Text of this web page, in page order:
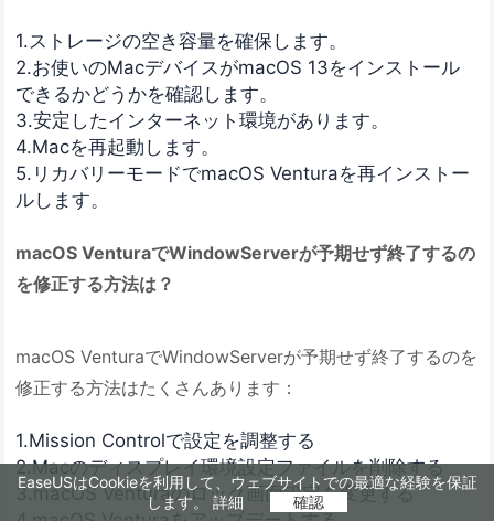
EaseUSはCookieを利用して、ウェブサイトでの最適な経験を保証
します。 詳細 確認
1.ストレージの空き容量を確保します。
2.お使いのMacデバイスがmacOS 13をインストール
できるかどうかを確認します。
3.安定したインターネット環境があります。
4.Macを再起動します。
5.リカバリーモードでmacOS Venturaを再インストー
ルします。
macOS VenturaでWindowServerが予期せず終了するの
を修正する方法は？
macOS VenturaでWindowServerが予期せず終了するのを
修正する方法はたくさんあります：
1.Mission Controlで設定を調整する
2.Macのディスプレイ環境設定ファイルを削除する
3.macOS Venturaのロック画面設定を変更する